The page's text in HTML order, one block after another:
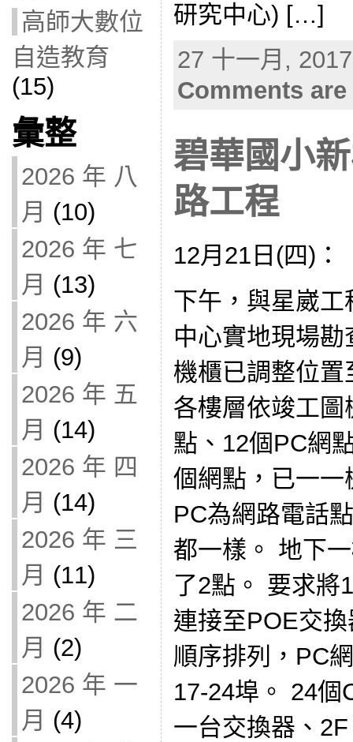
高師大數位
自造教育
(15)
彙整
2026 年 八
月 (10)
2026 年 七
月 (13)
2026 年 六
月 (9)
2026 年 五
月 (14)
2026 年 四
月 (14)
2026 年 三
月 (11)
2026 年 二
月 (2)
2026 年 一
月 (4)
研究中心) […]
27 十一月,
Comments
碧華國小
路工程
12月21日(四)：
下午，與星崴
中心實地現場
機櫃已調整位
各樓層依竣工
點、12個PC網
個網點，已一
PC為網路電話
都一樣。 地下
了2點。 要求將
連接至POE交
順序排列，PC
17-24埠。 24個
一台交換器、